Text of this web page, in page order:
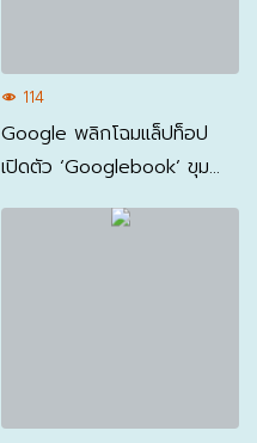
114
Google พลิกโฉมแล็ปท็อป
เปิดตัว ‘Googlebook’ ขุม